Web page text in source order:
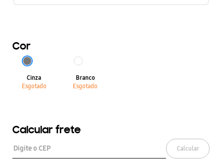
Cor
Cinza
Esgotado
Branco
Esgotado
Calcular frete
Calcular